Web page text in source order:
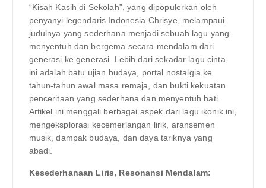
“Kisah Kasih di Sekolah”, yang dipopulerkan oleh
penyanyi legendaris Indonesia Chrisye, melampaui
judulnya yang sederhana menjadi sebuah lagu yang
menyentuh dan bergema secara mendalam dari
generasi ke generasi. Lebih dari sekadar lagu cinta,
ini adalah batu ujian budaya, portal nostalgia ke
tahun-tahun awal masa remaja, dan bukti kekuatan
penceritaan yang sederhana dan menyentuh hati.
Artikel ini menggali berbagai aspek dari lagu ikonik ini,
mengeksplorasi kecemerlangan lirik, aransemen
musik, dampak budaya, dan daya tariknya yang
abadi.
Kesederhanaan Liris, Resonansi Mendalam: